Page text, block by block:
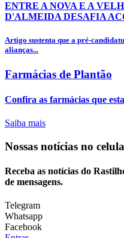
ENTRE A NOVA E A
D'ALMEIDA DESAFIA
Artigo sustenta que a pré-
alianças...
Farmácias de Plantão
Confira as farmácias que
Saiba mais
Nossas notícias no
Receba as notícias do
de mensagens.
Telegram
Whatsapp
Facebook